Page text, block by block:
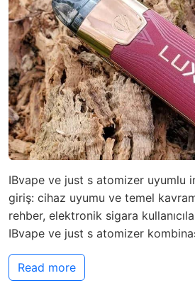
IBvape ve just s atomizer uyumlu
giriş: cihaz uyumu ve temel
rehber, elektronik sigara
IBvape ve just s atomizer
Read more